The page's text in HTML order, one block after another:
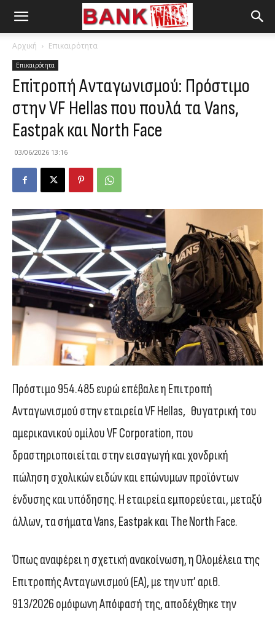
Αρχική Επικαιρότητα
Επικαιρότητα
Επiτροπή Ανταγωνισμού: Πρόστιμο
στην VF Hellas που πουλά τα Vans,
Eastpak και North Face
03/06/2026 13:16
Πρόστιμο 954.485 ευρώ επέβαλε η Επιτροπή
Ανταγωνισμού στην εταιρεία VF Hellas, θυγατρική του
αμερικανικού ομίλου VF Corporation, που
δραστηριοποιείται στην εισαγωγή και χονδρική
πώληση σχολικών ειδών και επώνυμων προϊόντων
ένδυσης και υπόδησης. Η εταιρεία εμπορεύεται, μεταξύ
άλλων, τα σήματα Vans, Eastpak και The North Face.
Όπως αναφέρει η σχετική ανακοίνωση, η Ολομέλεια της
Επιτροπής Ανταγωνισμού (ΕΑ), με την υπ’ αριθ.
913/2026 ομόφωνη Απόφασή της, αποδέχθηκε την